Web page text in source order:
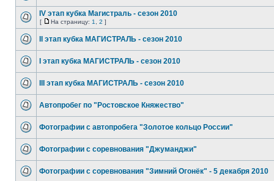
IV этап кубка Магистраль - сезон 2010
[ На страницу: 1 2 ]
II этап кубка МАГИСТРАЛЬ - сезон 2010
I этап кубка МАГИСТРАЛЬ - сезон 2010
III этап кубка МАГИСТРАЛЬ - сезон 2010
Автопробег по "Ростовское Княжество"
Фотографии с автопробега "Золотое кольцо России"
Фотографии с соревнования "Джуманджи"
Фотографии с соревнования "Зимний Огонёк" - 5 декабря 2010